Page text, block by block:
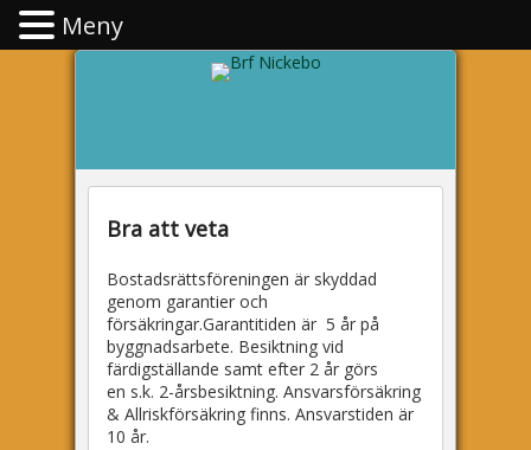
Bra att veta
Bostadsrättsföreningen är skyddad
genom garantier och
försäkringar.Garantitiden är 5 år på
byggnadsarbete. Besiktning vid
färdigställande samt efter 2 år görs
en s.k. 2-årsbesiktning. Ansvarsförsäkring
& Allriskförsäkring finns. Ansvarstiden är
10 år.
Meny